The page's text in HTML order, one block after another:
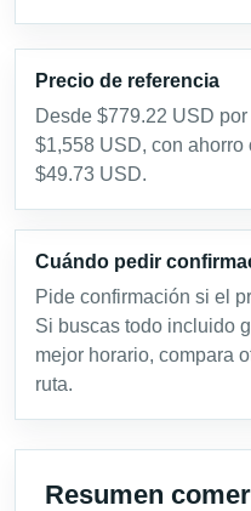
Precio de referencia
Desde $779.22 USD
$1,558 USD, con
$49.73 USD.
Cuándo pedir
Pide confirmación si el
Si buscas todo incluido
mejor horario, compara
ruta.
Resumen